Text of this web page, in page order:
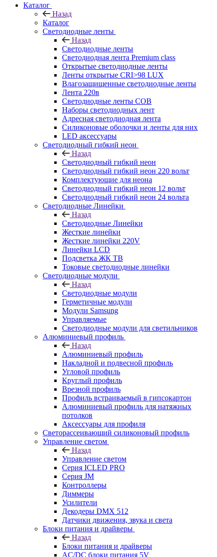
Каталог
Назад
Каталог
Светодиодные ленты
Назад
Светодиодные ленты
Светодиодная лента Premium class
Открытые светодиодные ленты
Ленты открытые CRI>98 LUX
Влагозащищенные светодиодные ленты
Лента 220в
Светодиодные ленты COB
Наборы светодиодных лент
Адресная светодиодная лента
Силиконовые оболочки и ленты для них
LED аксессуары
Светодиодный гибкий неон
Назад
Светодиодный гибкий неон
Светодиодный гибкий неон 220 вольт
Комплектующие для неона
Светодиодный гибкий неон 12 вольт
Светодиодный гибкий неон 24 вольта
Светодиодные Линейки
Назад
Светодиодные Линейки
Жесткие линейки
Жесткие линейки 220V
Линейки LCD
Подсветка ЖК ТВ
Токовые светодиодные линейки
Светодиодные модули
Назад
Светодиодные модули
Герметичные модули
Модули Samsung
Управляемые
Светодиодные модули для светильников
Алюминиевый профиль
Назад
Алюминиевый профиль
Накладной и подвесной профиль
Угловой профиль
Круглый профиль
Врезной профиль
Профиль встраиваемый в гипсокартон
Алюминиевый профиль для натяжных
потолков
Аксессуары для профиля
Светорассеивающий силиконовый профиль
Управление светом
Назад
Управление светом
Серия ICLED PRO
Серия JM
Контроллеры
Диммеры
Усилители
Декодеры DMX 512
Датчики движения, звука и света
Блоки питания и драйверы
Назад
Блоки питания и драйверы
AC/DC блоки питания 5V